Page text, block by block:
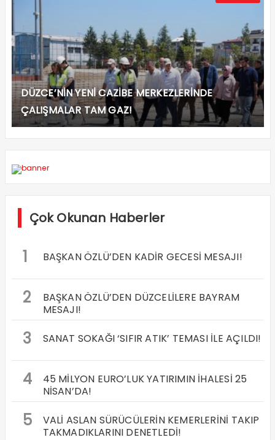
DÜZCE’NİN YENİ CAZİBE MERKEZLERİNDE
ÇALIŞMALAR TAM GAZ!
Çok Okunan Haberler
1 BAŞKAN ÖZLÜ’DEN KADİR GECESİ MESAJI!
2
BAŞKAN ÖZLÜ’DEN DÜZCELİLERE BAYRAM
MESAJI!
3 SANAT SOKAĞI ‘SIFIR ATIK’ TEMASI İLE AÇILDI!
4
45 MİLYON EURO’LUK YATIRIMIN İHALESİ 25
NİSAN’DA!
5
VALİ ASLAN SÜRÜCÜLERİN KEMERLERİNİ TAKIP
TAKMADIKLARINI DENETLEDİ!